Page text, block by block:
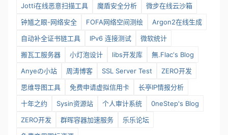
Jotti在线恶意扫描工具
魔盾安全分析
微步在线云沙箱
钟馗之眼-网络安全
FOFA网络空间测绘
Argon2在线生成
自动补全证书链工具
IPv6 连接测试
微软统计
搬瓦工服务器
小灯泡设计 libs开发库
無.Flac‘s Blog
Anyeの小站
周涛博客 SSL Server Test
ZERO开发
思维导图工具
免费申请虚拟信用卡
长亭IP情报分析
十年之约
Sysin资源站 个人审计系统
0neStep's Blog
ZERO开发
群晖容器加速服务
乐乐论坛